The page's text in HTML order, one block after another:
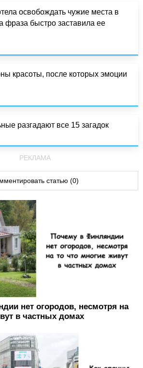
освобождать чужие места в
фраза быстро заставила ее
красоты, после которых эмоции
разгадают все 15 загадок
РЕКЛАМА
статью (0)
нет огородов, несмотря на
в частных домах